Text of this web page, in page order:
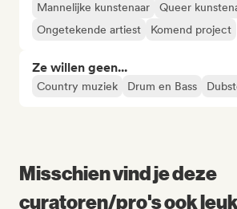
Mannelijke kunstenaar
Queer
Ongetekende artiest
Komend project
Ze willen geen...
Country muziek Drum en Bass
Misschien vind je deze
curatoren/pro's ook